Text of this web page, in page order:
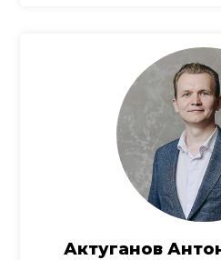
Актуганов